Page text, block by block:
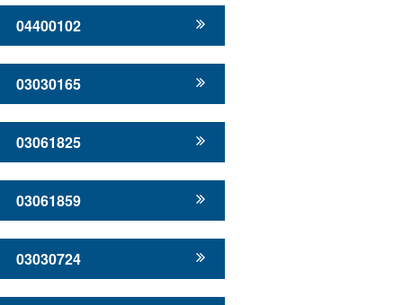
04400102
03030165
03061825
03061859
03030724